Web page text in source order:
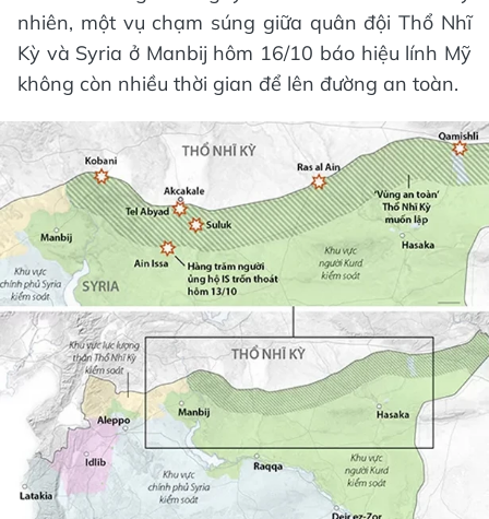
nhiên, một vụ chạm súng giữa quân đội Thổ Nhĩ
Kỳ và Syria ở Manbij hôm 16/10 báo hiệu lính Mỹ
không còn nhiều thời gian để lên đường an toàn.